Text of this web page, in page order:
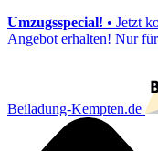
Umzugsspecial! • Jetzt
Angebot erhalten! Nur
Beiladung-Kempten.de